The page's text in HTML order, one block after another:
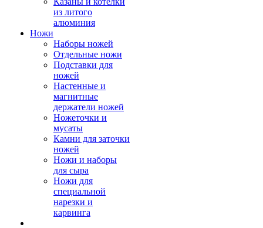
из литого
алюминия
Ножи
Наборы ножей
Отдельные ножи
Подставки для
ножей
Настенные и
магнитные
держатели ножей
Ножеточки и
мусаты
Камни для заточки
ножей
Ножи и наборы
для сыра
Ножи для
специальной
нарезки и
карвинга